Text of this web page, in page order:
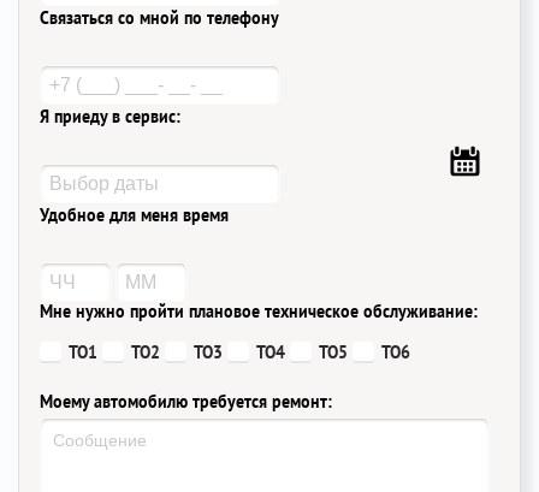
Связаться со мной по телефону
Я приеду в сервис:
Удобное для меня время
Мне нужно пройти плановое техническое обслуживание:
ТО1
ТО2 ТО3 ТО4 ТО5 ТО6
Моему автомобилю требуется ремонт: